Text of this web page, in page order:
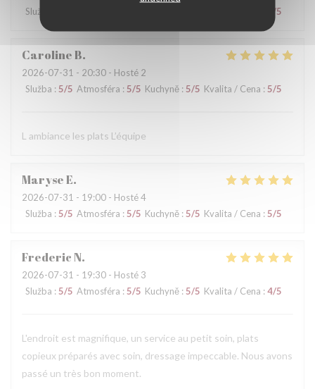
Služba
/5
CarolineB
2026-07-31 - 20:30 - Hosté 2
Služba : 5/5 Atmosféra : 5/5 Kuchyně : 5/5 Kvalita / Cena : 5/5
L ambiance les plats L’équipe
MaryseE
2026-07-31 - 19:00 - Hosté 4
Služba : 5/5 Atmosféra :5/5 Kuchyně : 5/5 Kvalita / Cena : 5/5
FredericN
2026-07-31 - 19:30 - Hosté 3
Služba : 5/5 Atmosféra : 5/5 Kuchyně : 5/5 Kvalita / Cena : 4/5
L'endroit est magnifique, un service au petit soin, plats
copieux préparés avec soin, dressage impeccable. Nous avons
passé un très bon moment.